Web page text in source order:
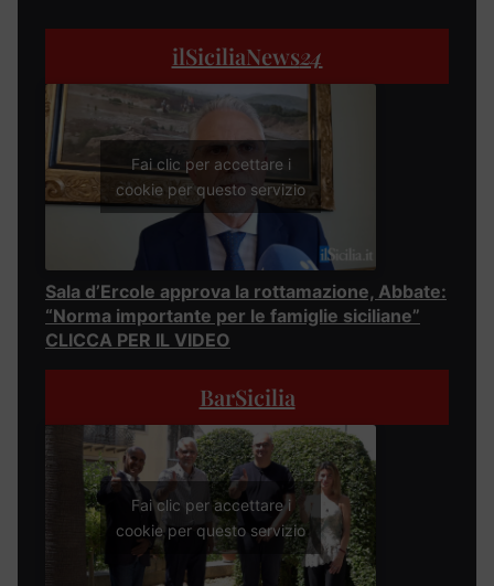
ilSiciliaNews24
Fai clic per accettare i
cookie per questo servizio
Sala d’Ercole approva la rottamazione, Abbate:
“Norma importante per le famiglie siciliane”
CLICCA PER IL VIDEO
BarSicilia
Fai clic per accettare i
cookie per questo servizio